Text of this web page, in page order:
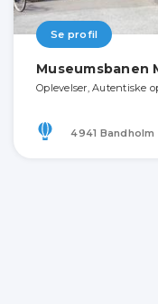
Se profil
Museumsbanen
Oplevelser, Autentiske
4941 Bandholm